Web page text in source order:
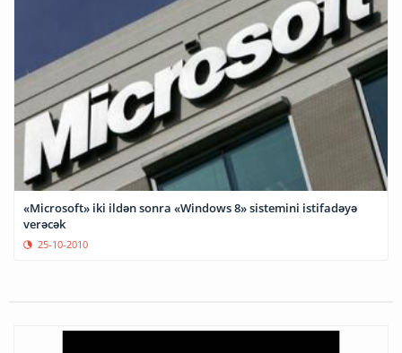
«Microsoft» iki ildən sonra «Windows 8» sistemini istifadəyə
verəcək
25-10-2010